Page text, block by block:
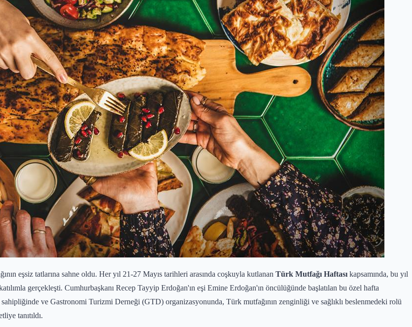
eşsiz tatlarına sahne oldu. Her yıl 21-27 Mayıs tarihleri arasında coşkuyla kutlanan Türk Mutfağı Haftası kapsamında, bu yıl
gerçekleşti. Cumhurbaşkanı Recep Tayyip Erdoğan'ın eşi Emine Erdoğan'ın öncülüğünde başlatılan bu özel hafta
ve Gastronomi Turizmi Derneği (GTD) organizasyonunda, Türk mutfağının zenginliği ve sağlıklı beslenmedeki rolü
tanıtıldı.